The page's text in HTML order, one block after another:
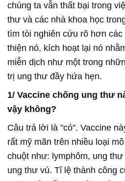
chúng ta vẫn thất bại trong
thư và các nhà khoa học
tìm tòi nghiên cứu rõ hơn
thiện nó, kích hoạt lại nó
miễn dịch như một trong
trị ung thư đầy hứa hẹn.
1/ Vaccine chống ung thư
vậy không?
Câu trả lời là "có". Vaccine
rất mỹ mãn trên nhiều loại
chuột như: lymphôm, ung
ung thư vú. Tỉ lệ thành công